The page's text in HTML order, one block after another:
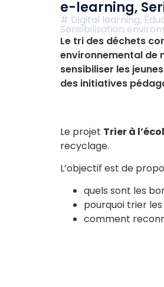
e-learning,
# Digital learning,
Sensibilisation
Le tri des déchets
environnemental de
sensibiliser les
des initiatives
Le projet Trier à
recyclage.
L’objectif est de
quels sont les
pourquoi trier
comment